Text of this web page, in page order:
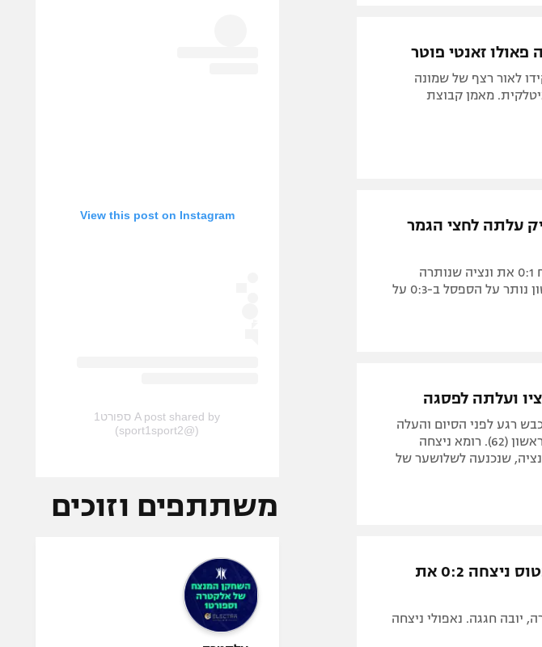
זאנטי פוטר
לאור רצף של שמונה
מאמן קבוצת
עלתה לחצי הגמר
צפו: פנדל של אימובילה הספיק ללאציו כדי לנצח 0:1 את ונציה שנותרה
מתחת לקו האדום. עבדה נעדר בגלל מחלה וביטון נותר על הספסל ב-0:3 על
בדקה ה-88, אך פביאן כבש רגע לפני הסיום והעלה
את קבוצתו לראשות הטבלה. אינסינייה הבקיע ראשון (62). רומא ניצחה
ונציה, שנכנעה לשלושער של
שני שחקני הרכש החדשים כבשו, יובנטוס ניצחה 0:2 את
הרשת בבכורה, יובה חגגה. נאפולי ניצחה
View this post on Instagram
A post shared by ספורט1
(@sport1sport2)
משתתפים וזוכים